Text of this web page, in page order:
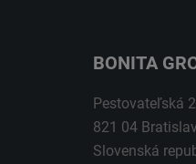
BONITA
Pestovateľská 2
821 04
Slovenská